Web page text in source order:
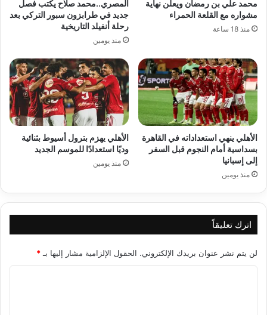
محمد علي بن رمضان ويعلن نهاية
مشواره مع القلعة الحمراء
منذ 18 ساعة
المصري..محمد صلاح يكتب فصل
جديد في طرابزون سبور التركي بعد
رحلة أنفيلد التاريخية
منذ يومين
الأهلي ينهي استعداداته في القاهرة
بسداسية أمام النجوم قبل السفر
إلى إسبانيا
منذ يومين
الأهلي يهزم بترول أسيوط بثنائية
وديًا استعدادًا للموسم الجديد
منذ يومين
اترك تعليقاً
لن يتم نشر عنوان بريدك الإلكتروني. الحقول الإلزامية مشار إليها بـ *